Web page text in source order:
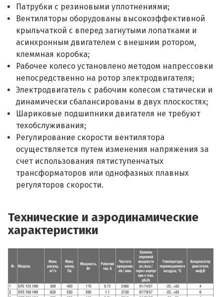
Патрубки с резиновыми уплотнениями;
Вентиляторы оборудованы высокоэффективной
крыльчаткой с вперед загнутыми лопатками и
асинхронным двигателем с внешним ротором,
клеммная коробка;
Рабочее колесо установлено методом напрессовки
непосредственно на ротор электродвигателя;
Электродвигатель с рабочим колесом статически и
динамически сбалансированы в двух плоскостях;
Шариковые подшипники двигателя не требуют
техобслуживания;
Регулирование скорости вентилятора
осуществляется путем изменения напряжения за
счет использования пятиступенчатых
трансформаторов или однофазных плавных
регуляторов скорости.
Технические и аэродинамические
характеристики